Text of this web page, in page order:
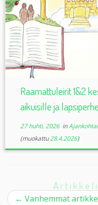
Raamattuleirit 1&2
aikuisille ja
27 huhti, 2026in
(muokattu28.4.2026)
← Vanhemmat